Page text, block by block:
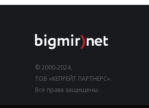
© 2000-2024,
ТОВ «КЕПРЕЙТ ПАРТНЕРС».
Все права защищены.